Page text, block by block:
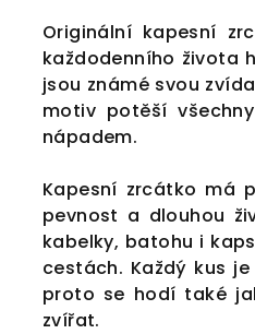
Originální kapesní
každodenního života
jsou známé svou
motiv potěší
nápadem.
Kapesní zrcátko má
pevnost a dlouhou
kabelky, batohu i
cestách. Každý kus
proto se hodí také
zvířat.